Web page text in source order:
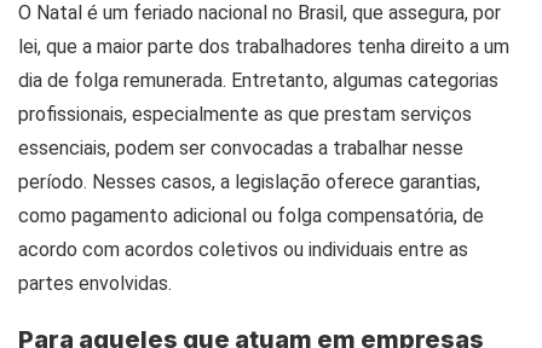
O Natal é um feriado nacional no Brasil, que assegura, por
lei, que a maior parte dos trabalhadores tenha direito a um
dia de folga remunerada. Entretanto, algumas categorias
profissionais, especialmente as que prestam serviços
essenciais, podem ser convocadas a trabalhar nesse
período. Nesses casos, a legislação oferece garantias,
como pagamento adicional ou folga compensatória, de
acordo com acordos coletivos ou individuais entre as
partes envolvidas.
Para aqueles que atuam em empresas